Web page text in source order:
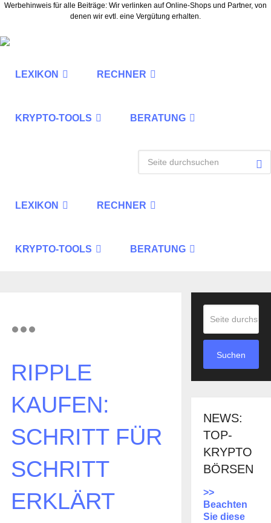
Werbehinweis für alle Beiträge: Wir verlinken auf Online-Shops und Partner, von
denen wir evtl. eine Vergütung erhalten.
LEXIKON RECHNER
KRYPTO-TOOLS BERATUNG
LEXIKON RECHNER
KRYPTO-TOOLS BERATUNG
RIPPLE
KAUFEN:
SCHRITT FÜR
SCHRITT
ERKLÄRT
Suchen
NEWS:
TOP-
KRYPTO
BÖRSEN
>>
Beachten
Sie diese